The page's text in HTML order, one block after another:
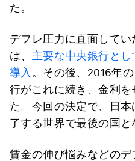
た。
デフレ圧力に直面して
は、 主要な中央銀行と
導入 。その後、2016年
行がこれに続き、金利
た。今回の決定で、日
了する世界で最後の国と
賃金の伸び悩みなどの